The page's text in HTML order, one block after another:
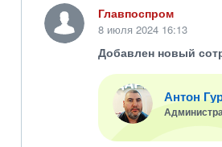
Главпоспром
8 июля 2024 16:13
Добавлен новый
Антон